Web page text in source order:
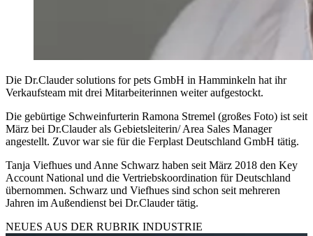
Die Dr.Clauder solutions for pets GmbH in Hamminkeln hat ihr
Verkaufsteam mit drei Mitarbeiterinnen weiter aufgestockt.
Die gebürtige Schweinfurterin Ramona Stremel (großes Foto) ist seit
März bei Dr.Clauder als Gebietsleiterin/ Area Sales Manager
angestellt. Zuvor war sie für die Ferplast Deutschland GmbH tätig.
Tanja Viefhues und Anne Schwarz haben seit März 2018 den Key
Account National und die Vertriebskoordination für Deutschland
übernommen. Schwarz und Viefhues sind schon seit mehreren
Jahren im Außendienst bei Dr.Clauder tätig.
NEUES AUS DER RUBRIK INDUSTRIE